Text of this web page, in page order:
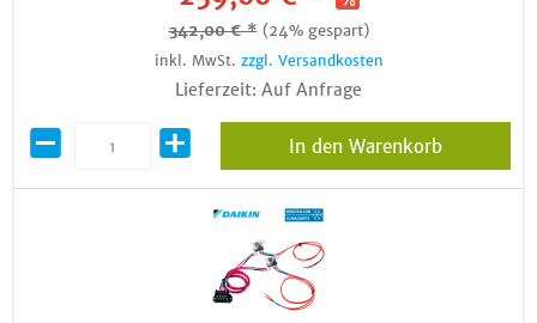
342,00 € * (24% gespart)
inkl. MwSt. zzgl. Versandkosten
Lieferzeit: Auf Anfrage
In den Warenkorb